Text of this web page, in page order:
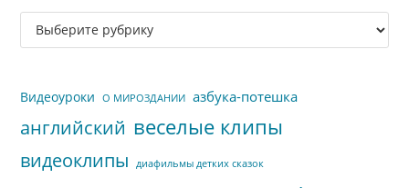
Рубрики
сайта
Видеоуроки О МИРОЗДАНИИ азбука-потешка
английский веселые клипы
видеоклипы диафильмы детких сказок